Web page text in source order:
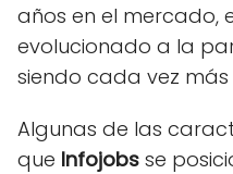
años en el mercado,
evolucionado a la
siendo cada vez más
Algunas de las
que Infojobs se